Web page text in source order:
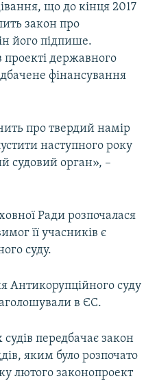
що до кінця 2017
закон про
його підпише.
державного
фінансування
про твердий намір
наступного року
судовий орган», –
Ради розпочалася
її учасників є
суду.
Антикорупційного суду
в ЄС.
передбачає закон
яким було розпочато
лютого законопроект